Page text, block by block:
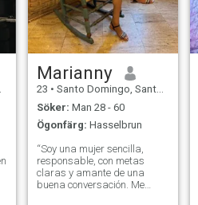
Marianny
23 • Santo Domingo, Santo Domingo, Dominikanska Rep.
Söker: Man 28 - 60
Ögonfärg: Hasselbrun
“Soy una mujer sencilla,
responsable, con metas
claras y amante de una
buena conversación. Me